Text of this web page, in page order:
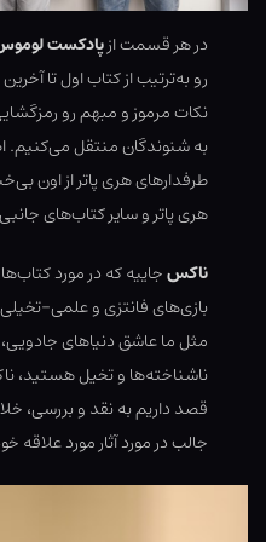
در هر قسمت ازپادکست
رو به‌ترتیب از کتاب اول تا
نکات مرموز و مبهم رو
به شنوندگان منتقل می‌کنیم.
طرفدارهای هری پاتر از اون
هری پاتر و سایر کتاب‌های
ناکسجاییه که در مورد
بازی‌های فانتزی و علمی-
مثل ما عاشق دنیاهای
ناشناخته‌ها و تخیل
قصد داریم به نقد و بررسی،
جالب در مورد آثار مورد